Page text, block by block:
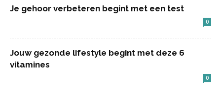
Je gehoor verbeteren begint met een test
0
Jouw gezonde lifestyle begint met deze 6
vitamines
0